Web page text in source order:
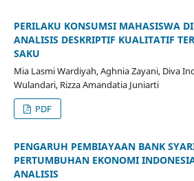
PERILAKU KONSUMSI MAHASISWA
ANALISIS DESKRIPTIF KUALITATIF
SAKU
Mia Lasmi Wardiyah, Aghnia Zayani, Diva
Wulandari, Rizza Amandatia Juniarti
PDF
PENGARUH PEMBIAYAAN BANK
PERTUMBUHAN EKONOMI
ANALISIS